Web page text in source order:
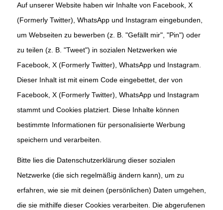
Auf unserer Website haben wir Inhalte von Facebook, X
(Formerly Twitter), WhatsApp und Instagram eingebunden,
um Webseiten zu bewerben (z. B. "Gefällt mir", "Pin") oder
zu teilen (z. B. "Tweet") in sozialen Netzwerken wie
Facebook, X (Formerly Twitter), WhatsApp und Instagram.
Dieser Inhalt ist mit einem Code eingebettet, der von
Facebook, X (Formerly Twitter), WhatsApp und Instagram
stammt und Cookies platziert. Diese Inhalte können
bestimmte Informationen für personalisierte Werbung
speichern und verarbeiten.
Bitte lies die Datenschutzerklärung dieser sozialen
Netzwerke (die sich regelmäßig ändern kann), um zu
erfahren, wie sie mit deinen (persönlichen) Daten umgehen,
die sie mithilfe dieser Cookies verarbeiten. Die abgerufenen